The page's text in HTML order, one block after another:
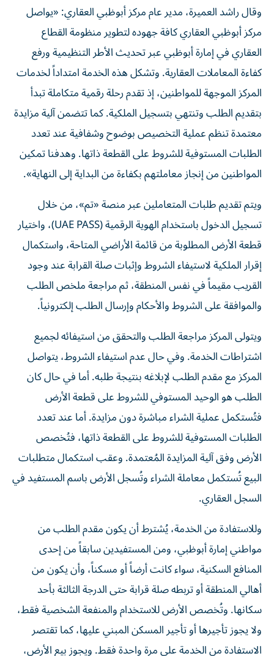
وقال راشد العميرة، مدير عام مركز أبوظبي العقاري: «يواصل
مركز أبوظبي العقاري كافة جهوده لتطوير منظومة القطاع
العقاري في إمارة أبوظبي عبر تحديث الأطر التنظيمية ورفع
كفاءة المعاملات العقارية. وتشكل هذه الخدمة امتداداً لخدمات
المركز الموجهة للمواطنين، إذ تقدم رحلة رقمية متكاملة تبدأ
بتقديم الطلب وتنتهي بتسجيل الملكية. كما تتضمن آلية مزايدة
معتمدة تنظم عملية التخصيص بوضوح وشفافية عند تعدد
الطلبات المستوفية للشروط على القطعة ذاتها. وهدفنا تمكين
المواطنين من إنجاز معاملتهم بكفاءة من البداية إلى النهاية».
ويتم تقديم طلبات المتعاملين عبر منصة «تم»، من خلال
تسجيل الدخول باستخدام الهوية الرقمية (UAE PASS)، واختيار
قطعة الأرض المطلوبة من قائمة الأراضي المتاحة، واستكمال
إقرار الملكية لاستيفاء الشروط وإثبات صلة القرابة عند وجود
القريب مقيماً في نفس المنطقة، ثم مراجعة ملخص الطلب
والموافقة على الشروط والأحكام وإرسال الطلب إلكترونياً.
ويتولى المركز مراجعة الطلب والتحقق من استيفائه لجميع
اشتراطات الخدمة. وفي حال عدم استيفاء الشروط، يتواصل
المركز مع مقدم الطلب لإبلاغه بنتيجة طلبه. أما في حال كان
الطلب هو الوحيد المستوفي للشروط على قطعة الأرض
فتُستكمل عملية الشراء مباشرة دون مزايدة. أما عند تعدد
الطلبات المستوفية للشروط على القطعة ذاتها، فتُخصص
الأرض وفق آلية المزايدة المُعتمدة. وعقب استكمال متطلبات
البيع تُستكمل معاملة الشراء وتُسجل الأرض باسم المستفيد في
السجل العقاري.
وللاستفادة من الخدمة، يُشترط أن يكون مقدم الطلب من
مواطني إمارة أبوظبي، ومن المستفيدين سابقاً من إحدى
المنافع السكنية، سواء كانت أرضاً أو مسكناً، وأن يكون من
أهالي المنطقة أو تربطه صلة قرابة حتى الدرجة الثالثة بأحد
سكانها. وتُخصص الأرض للاستخدام والمنفعة الشخصية فقط،
ولا يجوز تأجيرها أو تأجير المسكن المبني عليها، كما تقتصر
الاستفادة من الخدمة على مرة واحدة فقط. ويجوز بيع الأرض،